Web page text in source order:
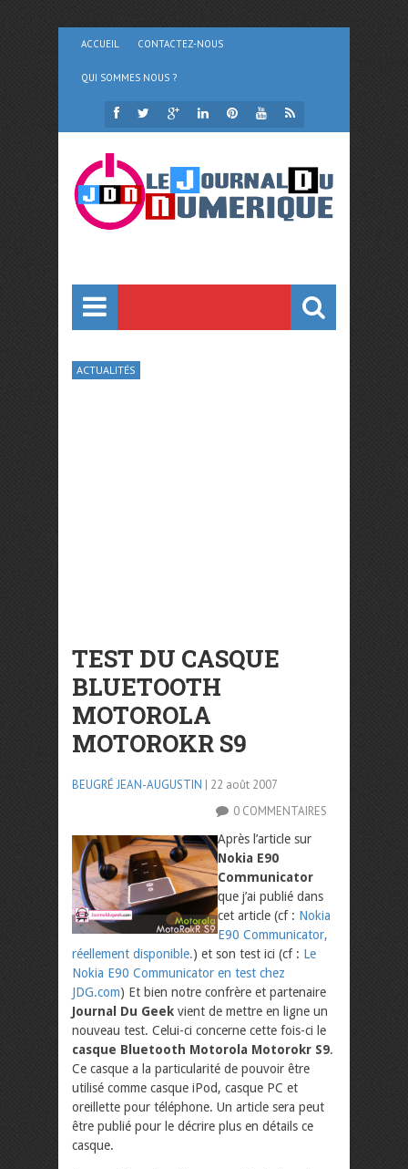
ACCUEIL CONTACTEZ-NOUS
QUI SOMMES NOUS ?
ACTUALITÉS
TEST DU CASQUE
BLUETOOTH
MOTOROLA
MOTOROKR S9
BEUGRÉ JEAN-AUGUSTIN | 22 août 2007
0 COMMENTAIRES
Après l’article sur
Nokia E90
Communicator
que j’ai publié dans
cet article (cf : Nokia
E90 Communicator,
réellement disponible.) et son test ici (cf : Le
Nokia E90 Communicator en test chez
JDG.com) Et bien notre confrère et partenaire
Journal Du Geek vient de mettre en ligne un
nouveau test. Celui-ci concerne cette fois-ci le
casque Bluetooth Motorola Motorokr S9.
Ce casque a la particularité de pouvoir être
utilisé comme casque iPod, casque PC et
oreillette pour téléphone. Un article sera peut
être publié pour le décrire plus en détails ce
casque.